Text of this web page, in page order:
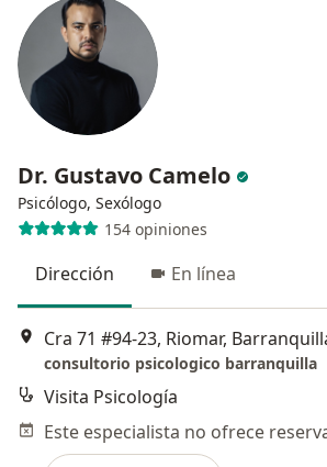
Dr. Gustavo Camelo
Psicólogo, Sexólogo
154 opiniones
Dirección En línea
consultorio psicologico barranquilla
Visita Psicología